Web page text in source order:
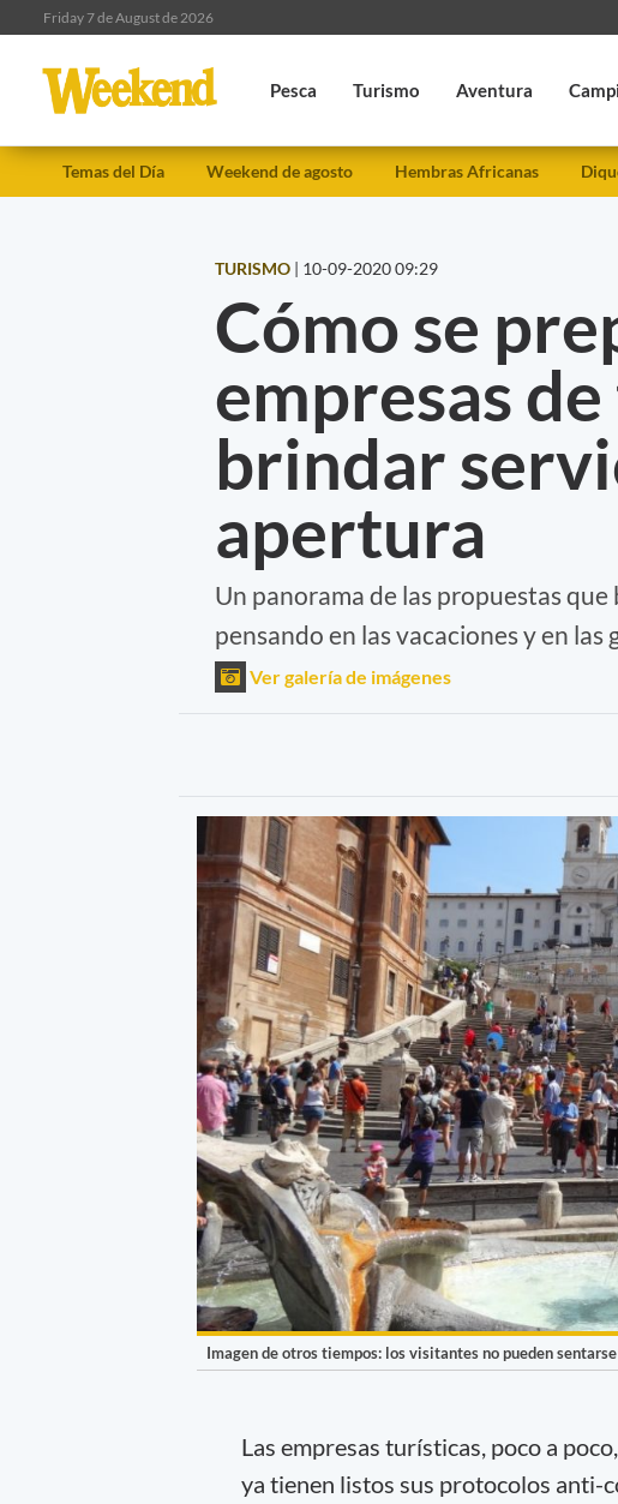
Friday 7 de August de 2026
Pesca Turismo Aventura
Temas del Día Weekend de agosto Hembras Africanas
TURISMO | 10-09-2020 09:29
Cómo se
empresas
brindar
apertura
Un panorama de las propuestas
pensando en las vacaciones y en
Ver galería de imágenes
Imagen de otros tiempos: los visitantes no pueden
Las empresas turísticas, poco a
ya tienen listos sus protocolos anti-